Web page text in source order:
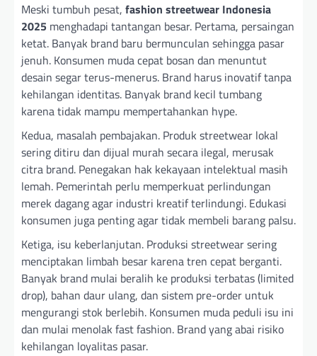
Meski tumbuh pesat, fashion streetwear Indonesia
2025 menghadapi tantangan besar. Pertama, persaingan
ketat. Banyak brand baru bermunculan sehingga pasar
jenuh. Konsumen muda cepat bosan dan menuntut
desain segar terus-menerus. Brand harus inovatif tanpa
kehilangan identitas. Banyak brand kecil tumbang
karena tidak mampu mempertahankan hype.
Kedua, masalah pembajakan. Produk streetwear lokal
sering ditiru dan dijual murah secara ilegal, merusak
citra brand. Penegakan hak kekayaan intelektual masih
lemah. Pemerintah perlu memperkuat perlindungan
merek dagang agar industri kreatif terlindungi. Edukasi
konsumen juga penting agar tidak membeli barang palsu.
Ketiga, isu keberlanjutan. Produksi streetwear sering
menciptakan limbah besar karena tren cepat berganti.
Banyak brand mulai beralih ke produksi terbatas (limited
drop), bahan daur ulang, dan sistem pre-order untuk
mengurangi stok berlebih. Konsumen muda peduli isu ini
dan mulai menolak fast fashion. Brand yang abai risiko
kehilangan loyalitas pasar.